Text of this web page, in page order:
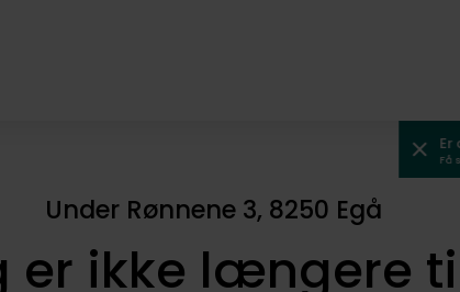
Få
Under Rønnene 3, 8250 Egå
er ikke længere